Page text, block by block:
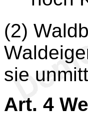
(2)
sie
Art. 4